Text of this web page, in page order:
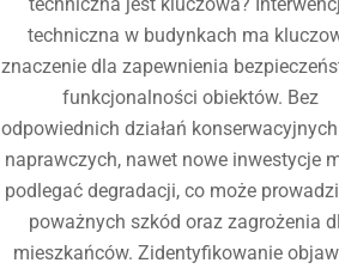
techniczna w budynkach ma
znaczenie dla zapewnienia
funkcjonalności obiektów. Bez
odpowiednich działań
naprawczych, nawet nowe inwestycje
podlegać degradacji, co może
poważnych szkód oraz zagrożenia
mieszkańców. Zidentyfikowanie